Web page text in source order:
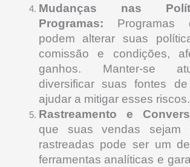
Mudanças nas
Programas: Programas
podem alterar suas
comissão e condições,
ganhos. Manter-se
diversificar suas fontes
ajudar a mitigar esses riscos.
Rastreamento e
que suas vendas sejam
rastreadas pode ser um
ferramentas analíticas e